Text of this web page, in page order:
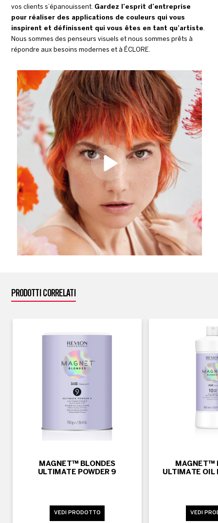
vos clients s’épanouissent. Gardez l’esprit d’entreprise
pour réaliser des applications de couleurs qui vous
inspirent et définissent qui vous êtes en tant qu’artiste.
Nous sommes des penseurs visuels et nous sommes prêts à
répondre aux besoins modernes et à ÉCLORE.
PRODOTTI CORRELATI
MAGNET™ BLONDES
ULTIMATE POWDER 9
VEDI PRODOTTO
MAGNET™
ULTIMATE OIL
VEDI